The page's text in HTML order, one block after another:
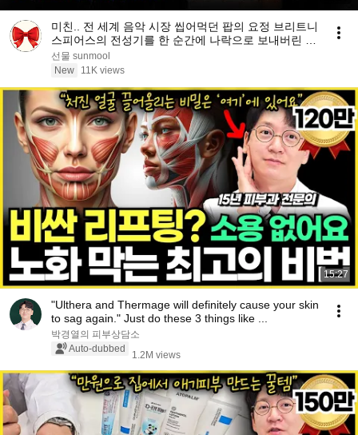
미친.. 전 세계 음악 시장 씹어먹던 팝의 요정 브리트니
스피어스의 전성기를 한 순간에 나락으로 보내버린 전
남친 저스틴 팀버레이크의 충격적인 만행
선물 sunmool
New
11K views
15:27
"Ulthera and Thermage will definitely cause your skin
to sag again." Just do these 3 things like ...
박경열의 피부상담소
Auto-dubbed
1.2M views